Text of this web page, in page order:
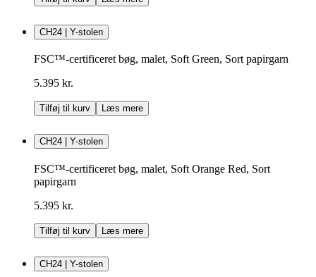
CH24 | Y-stolen
FSC™-certificeret bøg, malet, Soft Green, Sort papirgarn
5.395 kr.
Tilføj til kurv Læs mere
CH24 | Y-stolen
FSC™-certificeret bøg, malet, Soft Orange Red, Sort
papirgarn
5.395 kr.
Tilføj til kurv Læs mere
CH24 | Y-stolen